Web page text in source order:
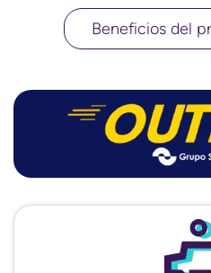
Beneficios del